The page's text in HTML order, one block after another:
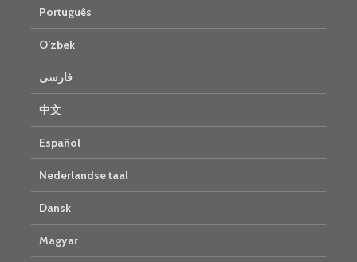
Português
O’zbek
فارسی
中文
Español
Nederlandse taal
Dansk
Magyar